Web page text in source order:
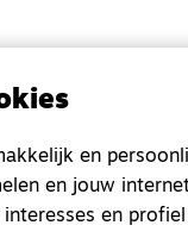
en
en jouw
en